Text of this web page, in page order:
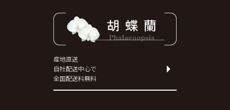
産地直送
自社配送中心で
全国配送料無料